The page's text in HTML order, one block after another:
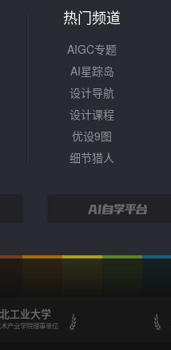
热门频道
AIGC专题
AI星踪岛
设计导航
设计课程
优设9图
细节猎人
工业大学
产业学院理事单位